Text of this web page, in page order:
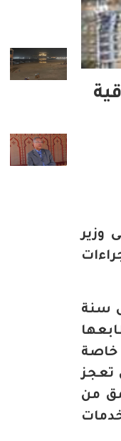
وزير
جماعة يعاني كل سنة
خاصة
تعجز
من